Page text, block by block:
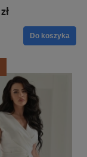
Do koszyka